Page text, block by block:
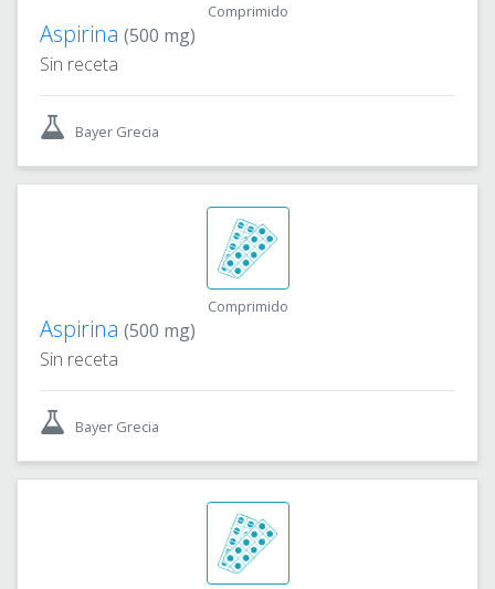
Comprimido
Aspirina (500 mg)
Sin receta
Bayer Grecia
Comprimido
Aspirina (500 mg)
Sin receta
Bayer Grecia